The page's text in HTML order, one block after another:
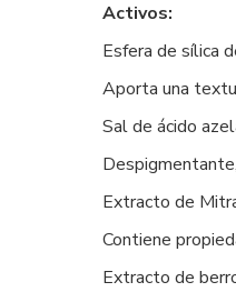
Activos:
Esfera de sílica
Aporta una
Sal de ácido
Extracto de
Contiene
Extracto de